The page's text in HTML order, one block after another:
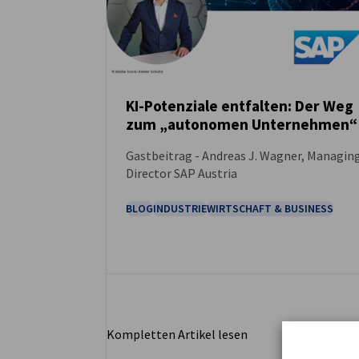
KI-Potenziale entfalten: Der Weg
zum „autonomen Unternehmen“
Gastbeitrag - Andreas J. Wagner,
Director SAP Austria
BLOGINDUSTRIEWIRTSCHAFT & BUSINESS
Kompletten Artikel lesen